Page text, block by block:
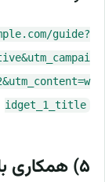
guide?
idget_1_title
۵) همکاری با پارتنر/رفرال